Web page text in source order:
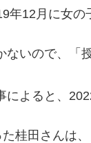
年12月に女の
いので、「
によると、
桂田さんは、